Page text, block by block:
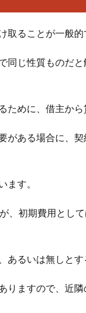
ることが一般的
じ性質ものだ
めに、借主から
がある場合に、
ます。
、初期費用とし
るいは無しとす
りますので、近